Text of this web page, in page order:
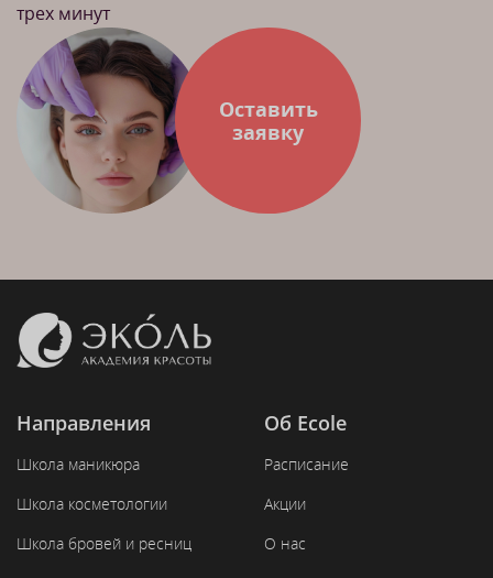
трех минут
Оставить
заявку
Направления
Школа маникюра
Школа косметологии
Школа бровей и ресниц
Об Ecole
Расписание
Акции
О нас